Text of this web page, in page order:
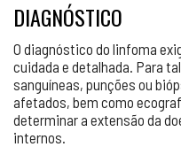
DIAGNÓSTICO
O diagnóstico do linfoma
cuidada e detalhada. Para
sanguíneas, punções ou
afetados, bem como
determinar a extensão da
internos.